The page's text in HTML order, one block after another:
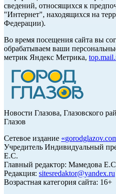
сведений, относящихся к
"Интернет", находящихся на
Федерации).
Во время посещения сайта вы
обрабатываем ваши
метрик Яндекс Метрика,
Новости Глазова, Глазовского
Глазов
Сетевое издание «
Учредитель Индивидуальный
Е.С.
Главный редактор: Мамедова
Редакция: sitesredaktor@yandex.ru
Возрастная категория сайта: 16+